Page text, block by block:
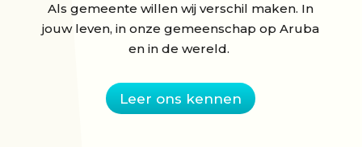
Als gemeente willen wij verschil maken. In
jouw leven, in onze gemeenschap op Aruba
en in de wereld.
Leer ons kennen